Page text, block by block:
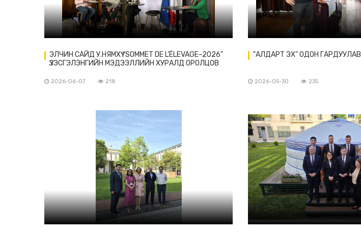
ЭЛЧИН САЙД У.НЯМХҮҮ “SOMMET DE L’ÉLEVAGE–2026”
ҮЗЭСГЭЛЭНГИЙН МЭДЭЭЛЛИЙН ХУРАЛД ОРОЛЦОВ
2026-06-07 218
"АЛДАРТ ЭХ" ОДОН ГАРДУУЛАВ
2026-05-30 235